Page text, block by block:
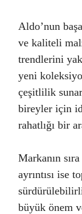
Aldo’nun
ve kaliteli
trendlerini
yeni
çeşitlilik
bireyler için
rahatlığı bir
Markanın
ayrıntısı ise
büyük önem